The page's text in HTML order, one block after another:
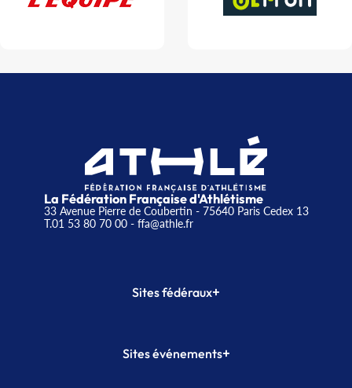
La Fédération Française d'Athlétisme
33 Avenue Pierre de Coubertin - 75640 Paris Cedex 13
T.01 53 80 70 00- ffa@athle.fr
Sites fédéraux+
Plateforme Formation
Sites événements+